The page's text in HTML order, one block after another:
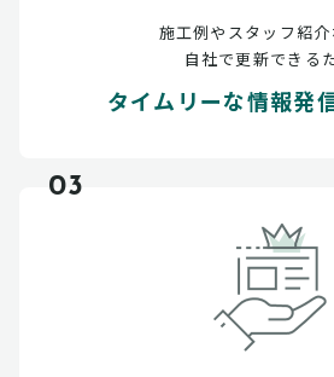
施工例やスタッフ紹介
自社で更新できる
タイムリーな情報発
03